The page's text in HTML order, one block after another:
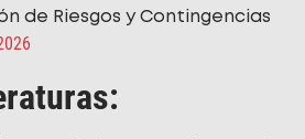
de Riesgos y Contingencias